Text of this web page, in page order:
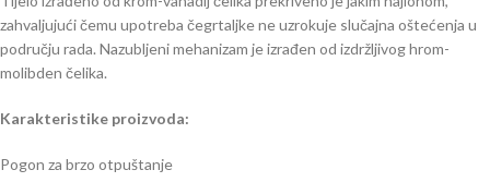
zahvaljujući čemu upotreba čegrtaljke ne uzrokuje slučajna oštećenja u
području rada. Nazubljeni mehanizam je izrađen od izdržljivog hrom-
molibden čelika.
Karakteristike proizvoda:
Pogon za brzo otpuštanje